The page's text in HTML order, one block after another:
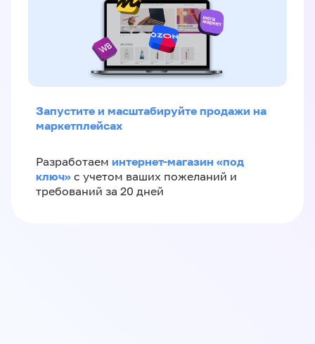
Запустите и масштабируйте продажи на
маркетплейсах
Разработаем интернет-магазин «‎под
ключ»‎ с учетом ваших пожеланий и
требований за 20 дней